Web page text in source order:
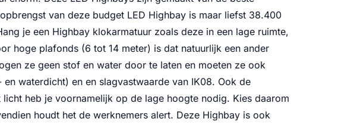
van deze budget LED Highbay is maar liefst 38.400
je een Highbay klokarmatuur zoals deze in een lage ruimte,
hoge plafonds (6 tot 14 meter) is dat natuurlijk een ander
ze geen stof en water door te laten en moeten ze ook
waterdicht) en en slagvastwaarde van IK08. Ook de
heb je voornamelijk op de lage hoogte nodig. Kies daarom
houdt het de werknemers alert. Deze Highbay is ook